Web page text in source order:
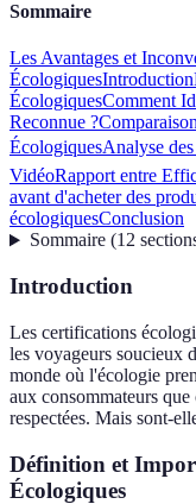
Sommaire
Les Avantages et
ÉcologiquesIntroduction
ÉcologiquesComment
Reconnue ?
ÉcologiquesAnalyse
VidéoRapport entre
avant d'acheter des
écologiquesConclusion
Sommaire(12
Introduction
Les certifications
les voyageurs soucieux
monde où l'écologie
aux consommateurs
respectées. Mais sont-
Définition et
Écologiques